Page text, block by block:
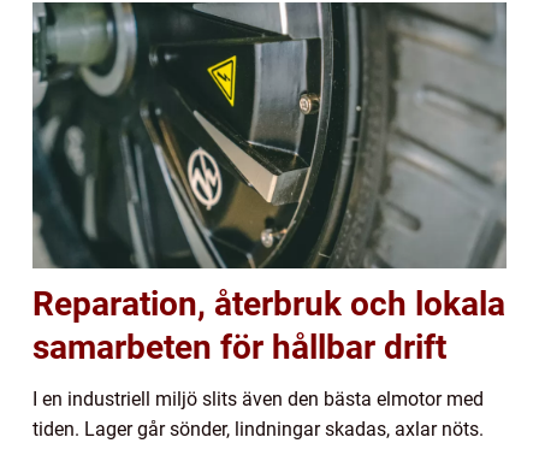
Reparation, återbruk och lokala
samarbeten för hållbar drift
I en industriell miljö slits även den bästa elmotor med
tiden. Lager går sönder, lindningar skadas, axlar nöts.